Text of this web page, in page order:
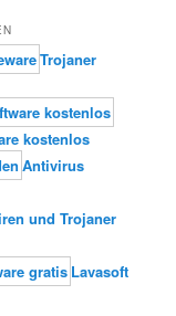
Trojaner
kostenlos
Antivirus
und Trojaner
Lavasoft